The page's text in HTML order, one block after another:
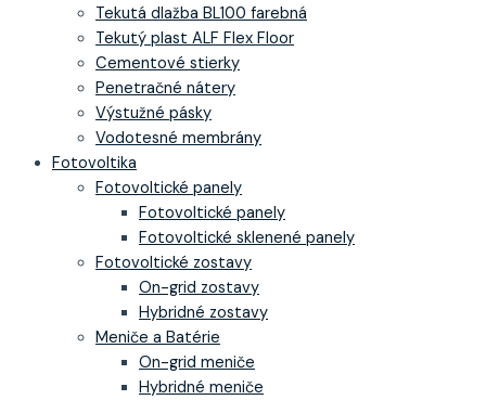
Tekutá dlažba BL100 farebná
Tekutý plast ALF Flex Floor
Cementové stierky
Penetračné nátery
Výstužné pásky
Vodotesné membrány
Fotovoltika
Fotovoltické panely
Fotovoltické panely
Fotovoltické sklenené panely
Fotovoltické zostavy
On-grid zostavy
Hybridné zostavy
Meniče a Batérie
On-grid meniče
Hybridné meniče